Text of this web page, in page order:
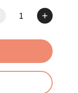
1